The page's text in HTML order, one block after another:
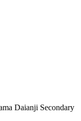
Daianji Secondary